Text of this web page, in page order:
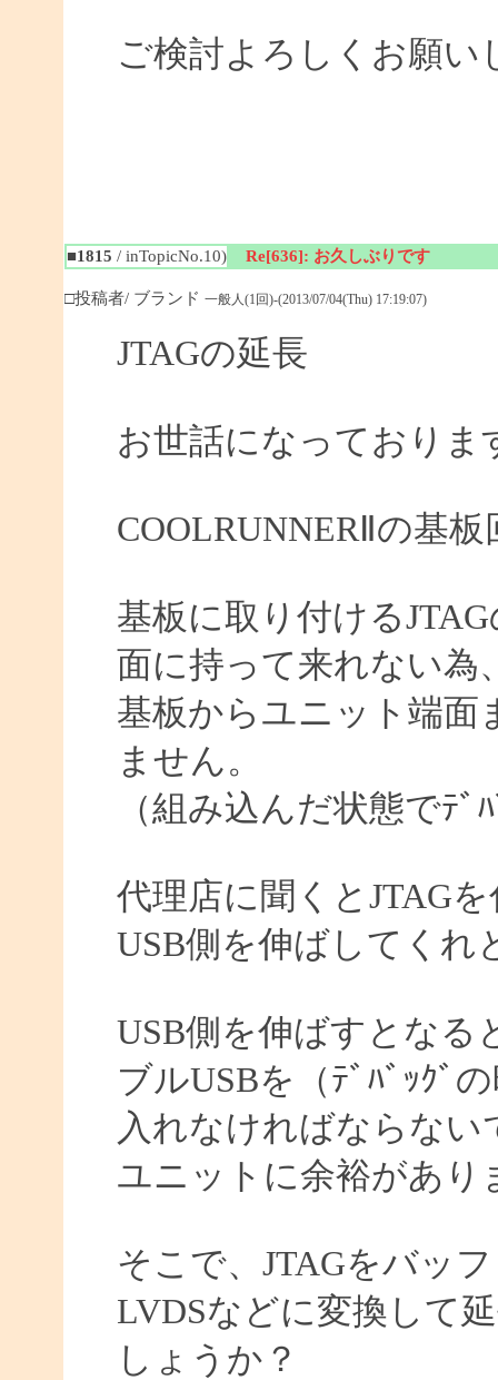
ご検討よろしくお願い
■1815 / inTopicNo.10) Re[636]: お久しぶりです
□投稿者/ ブランド 一般人(1回)-(2013/07/04(Thu) 17:19:07)
JTAGの延長
お世話になっておりま
COOLRUNNERⅡの基
基板に取り付ける
面に持って来れない為
基板からユニット端面
ません。
（組み込んだ状態でﾃﾞ
代理店に聞くとJTAG
USB側を伸ばしてくれ
USB側を伸ばすとなる
ブルUSBを（ﾃﾞﾊﾞｯｸﾞ
入れなければならない
ユニットに余裕があり
そこで、JTAGをバッ
LVDSなどに変換して
しょうか？